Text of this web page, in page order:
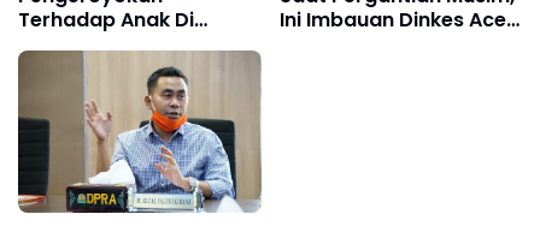
Terhadap Anak Di
Bawah Umur
Ini Imbauan Dinkes Aceh